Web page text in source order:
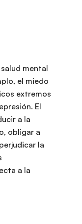
mental
el miedo
extremos
El
a la
obligar a
la
a la